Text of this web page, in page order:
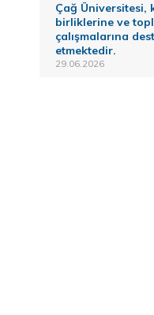
Çağ Üniversitesi,
birliklerine ve
çalışmalarına
etmektedir.
29.06.2026